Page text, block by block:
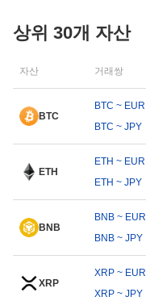
상위 30개 자산
자산 거래쌍
BTC
BTC ~ EUR
BTC ~ JPY
ETH
ETH ~ EUR
ETH ~ JPY
BNB
BNB ~ EUR
BNB ~ JPY
XRP
XRP ~ EUR
XRP ~ JPY